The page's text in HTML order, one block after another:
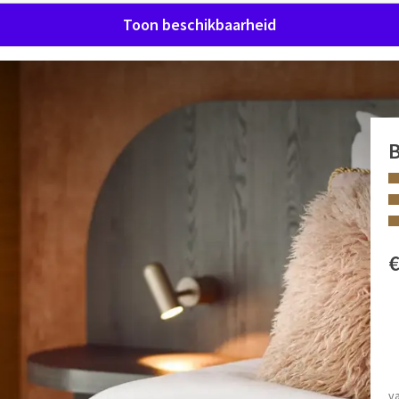
Toon beschikbaarheid
te relaxen na een lange dag.
met regendouche en ligbad en een ruim kingsize bed dat
suite over een smart-tv, een zithoek en vele gadgets.
van op de hoogte en is de suite ook uitermate geschikt
FACILITEITEN
Kingsize hemelbed
Toilet
€